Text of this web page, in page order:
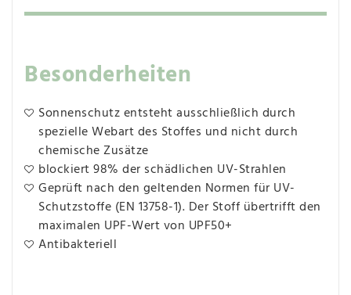
Besonderheiten
Sonnenschutz entsteht ausschließlich durch
spezielle Webart des Stoffes und nicht durch
chemische Zusätze
blockiert 98% der schädlichen UV-Strahlen
Geprüft nach den geltenden Normen für UV-
Schutzstoffe (EN 13758-1). Der Stoff übertrifft den
maximalen UPF-Wert von UPF50+
Antibakteriell